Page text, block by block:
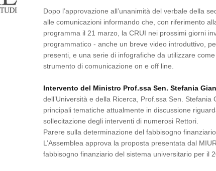
Dopo l’approvazione all’unanimità del verbale della
alle comunicazioni informando che, con riferimento
programma il 21 marzo, la CRUI nei prossimi giorni
programmatico - anche un breve video introduttivo,
presenti, e una serie di infografiche da utilizzare
strumento di comunicazione on e off line.
Intervento del Ministro Prof.ssa Sen. Stefania
dell’Università e della Ricerca, Prof.ssa Sen.
principali tematiche attualmente in discussione
sollecitazione degli interventi di numerosi Rettori.
Parere sulla determinazione del fabbisogno
L’Assemblea approva la proposta presentata dal
fabbisogno finanziario del sistema universitario per il